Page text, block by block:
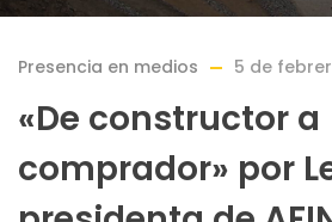
Presencia en medios 5 de
«De constructor a
comprador» por